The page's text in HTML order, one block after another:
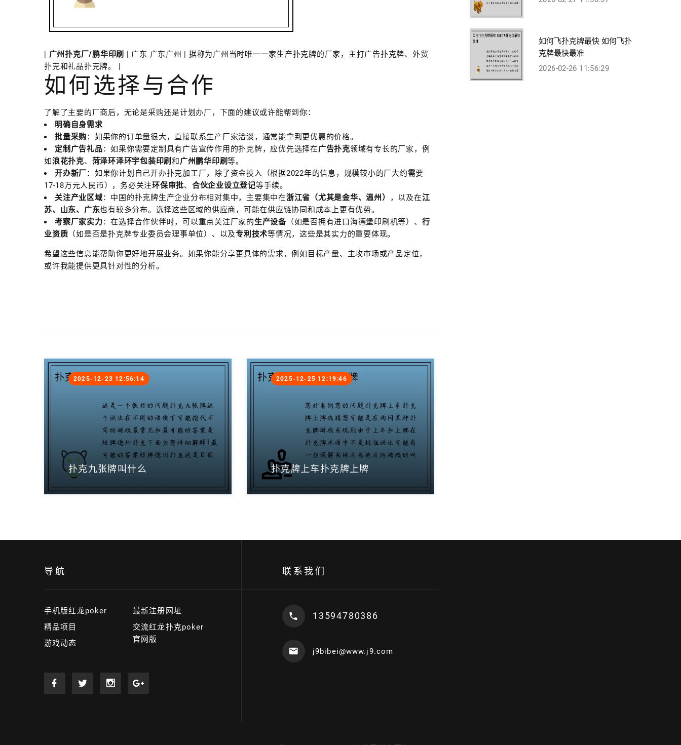
广州扑克厂/鹏华印刷
| 广东 广东广州 | 据称为广州当时唯一一家生产扑克牌的厂家，主打广告扑克牌、外贸
扑克和礼品扑克牌。 |
如何选择与合作
了解了主要的厂商后，无论是采购还是计划办厂，下面的建议或许能帮到你：
明确自身需求
批量采购：如果你的订单量很大，直接联系生产厂家洽谈，通常能拿到更优惠的价格。
定制广告礼品：如果你需要定制具有广告宣传作用的扑克牌，应优先选择在广告扑克领域有专长的厂家，例
如浪花扑克、 菏泽环泽环宇包装印刷 和 广州鹏华印刷等。
开办新厂：如果你计划自己开办扑克加工厂，除了资金投入（根据2022年的信息，规模较小的厂大约需要
17-18万元人民币），务必关注环保审批、 合伙企业设立登记等手续。
关注产业区域：中国的扑克牌生产企业分布相对集中，主要集中在浙江省（尤其是金华、温州） ，以及在江
苏、山东、广东也有较多分布。选择这些区域的供应商，可能在供应链协同和成本上更有优势。
考察厂家实力：在选择合作伙伴时，可以重点关注厂家的生产设备（如是否拥有进口海德堡印刷机等）、 行
业资质 （如是否是扑克牌专业委员会理事单位）、以及专利技术等情况，这些是其实力的重要体现。
希望这些信息能帮助你更好地开展业务。如果你能分享更具体的需求，例如目标产量、主攻市场或产品定位，
或许我能提供更具针对性的分析。
扑克九张牌叫什么
2025-12-23 12:56:14
扑克牌上车扑克牌上牌
2025-12-25 12:19:46
如何飞扑克牌最快 如何飞扑
克牌最快最准
2026-02-26 11:56:29
导航
手机版红龙poker
精品项目
游戏动态
最新注册网址
交流红龙扑克poker
官网版
联系我们
13594780386
j9bibei@www.j9.com